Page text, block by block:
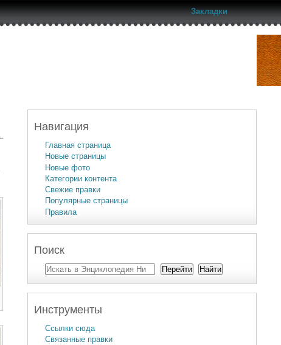
Закладки
Навигация
Главная страница
Новые страницы
Новые фото
Категории контента
Свежие правки
Популярные страницы
Правила
Поиск
Инструменты
Ссылки сюда
Связанные правки